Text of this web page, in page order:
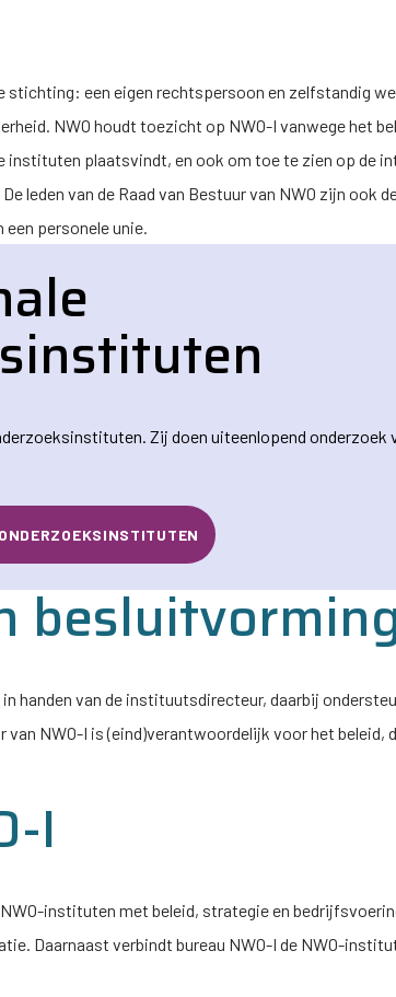
stichting: een eigen rechtspersoon en zelfstandig
NWO houdt toezicht op NWO-I vanwege het
instituten plaatsvindt, en ook om toe te zien op de
leden van de Raad van Bestuur van NWO zijn ook
personele unie.
Zij doen uiteenlopend onderzoek
handen van de instituutsdirecteur, daarbij
van NWO-I is (eind)verantwoordelijk voor het beleid,
I
instituten met beleid, strategie en
Daarnaast verbindt bureau NWO-I de NWO-